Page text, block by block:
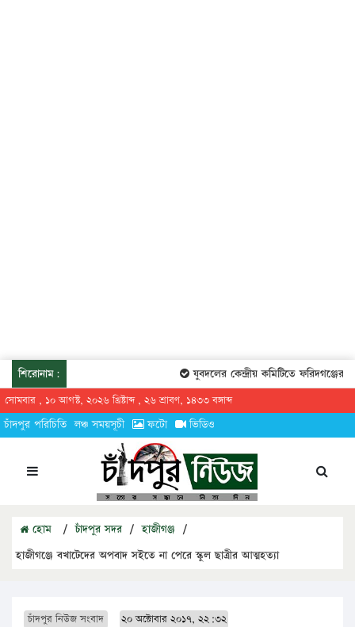
শিরোনাম: যুবদলের কেন্দ্রীয় কমিটিতে ফরিদগঞ্জের
সোমবার , ১০ আগস্ট, ২০২৬ খ্রিষ্টাব্দ , ২৬ শ্রাবণ, ১৪৩৩ বঙ্গাব্দ
চাঁদপুর পরিচিতি লঞ্চ সময়সূচী ফটো ভিডিও
হোম / চাঁদপুর সদর / হাজীগঞ্জ /
হাজীগঞ্জে বখাটেদের অপবাদ সইতে না পেরে স্কুল ছাত্রীর আত্মহত্যা
চাঁদপুর নিউজ সংবাদ ২০ অক্টোবার ২০১৭, ২২:৩২